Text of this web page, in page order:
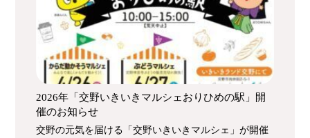
2026年「交野いきいきマルシェおりひめの駅」開
催のお知らせ
交野の元気を届ける「交野いきいきマルシェ」が開催